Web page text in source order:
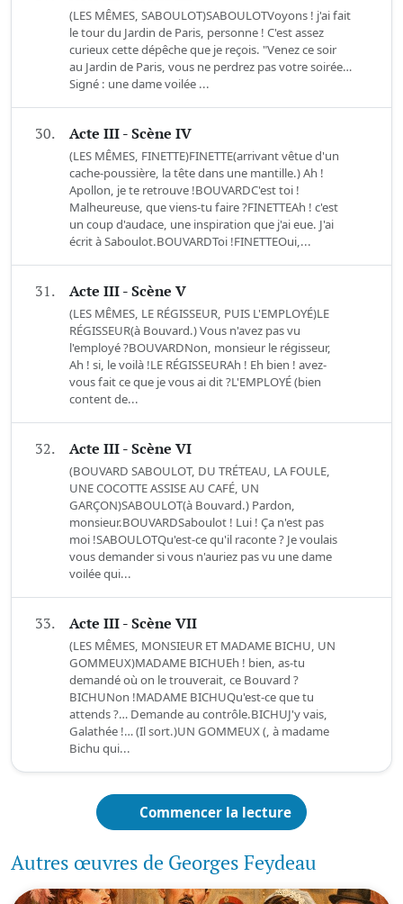
(LES MÊMES, SABOULOT)SABOULOTVoyons ! j'ai fait
le tour du Jardin de Paris, personne ! C'est assez
curieux cette dépêche que je reçois. "Venez ce soir
au Jardin de Paris, vous ne perdrez pas votre soirée…
Signé : une dame voilée ...
30. Acte III - Scène IV
(LES MÊMES, FINETTE)FINETTE(arrivant vêtue d'un
cache-poussière, la tête dans une mantille.) Ah !
Apollon, je te retrouve !BOUVARDC'est toi !
Malheureuse, que viens-tu faire ?FINETTEAh ! c'est
un coup d'audace, une inspiration que j'ai eue. J'ai
écrit à Saboulot.BOUVARDToi !FINETTEOui,...
31. Acte III - Scène V
(LES MÊMES, LE RÉGISSEUR, PUIS L'EMPLOYÉ)LE
RÉGISSEUR(à Bouvard.) Vous n'avez pas vu
l'employé ?BOUVARDNon, monsieur le régisseur,
Ah ! si, le voilà !LE RÉGISSEURAh ! Eh bien ! avez-
vous fait ce que je vous ai dit ?L'EMPLOYÉ (bien
content de...
32. Acte III - Scène VI
(BOUVARD SABOULOT, DU TRÉTEAU, LA FOULE,
UNE COCOTTE ASSISE AU CAFÉ, UN
GARÇON)SABOULOT(à Bouvard.) Pardon,
monsieur.BOUVARDSaboulot ! Lui ! Ça n'est pas
moi !SABOULOTQu'est-ce qu'il raconte ? Je voulais
vous demander si vous n'auriez pas vu une dame
voilée qui...
33. Acte III - Scène VII
(LES MÊMES, MONSIEUR ET MADAME BICHU, UN
GOMMEUX)MADAME BICHUEh ! bien, as-tu
demandé où on le trouverait, ce Bouvard ?
BICHUNon !MADAME BICHUQu'est-ce que tu
attends ?… Demande au contrôle.BICHUJ'y vais,
Galathée !… (Il sort.)UN GOMMEUX (, à madame
Bichu qui...
Commencer la lecture
Autres œuvres de Georges Feydeau